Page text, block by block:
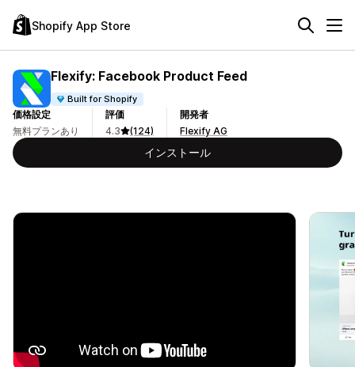
Shopify App Store
Flexify: Facebook Product Feed
Built for Shopify
価格設定
無料プランあり
評価
4.3
(124)
開発者
Flexify AG
インストール